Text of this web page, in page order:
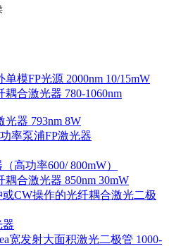
模FP光源 2000nm 10/15mW
合激光器 780-1060nm
器 793nm 8W
率泵浦FP激光器
高功率600/ 800mW）
合激光器 850nm 30mW
或CW操作的光纤耦合激光二极
器
宽发射大面积激光二极管 1000-